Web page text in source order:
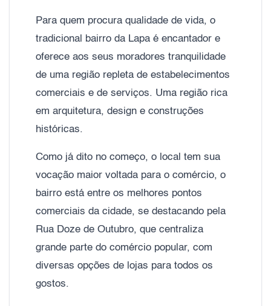
Para quem procura qualidade de vida, o
tradicional bairro da Lapa é encantador e
oferece aos seus moradores tranquilidade
de uma região repleta de estabelecimentos
comerciais e de serviços. Uma região rica
em arquitetura, design e construções
históricas.
Como já dito no começo, o local tem sua
vocação maior voltada para o comércio, o
bairro está entre os melhores pontos
comerciais da cidade, se destacando pela
Rua Doze de Outubro, que centraliza
grande parte do comércio popular, com
diversas opções de lojas para todos os
gostos.